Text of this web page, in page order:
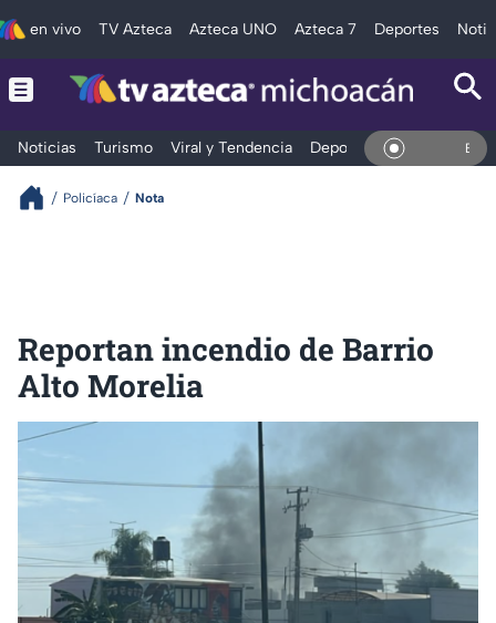
en vivo TV Azteca Azteca UNO Azteca 7 Deportes
Noticias Turismo Viral y Tendencia Deportes Espectáculos
En
Policíaca Nota
Reportan incendio de Barrio
Alto Morelia